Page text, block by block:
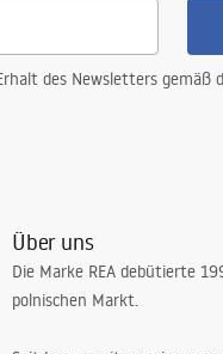
des Newsletters gemäß
Über uns
Die Marke REA debütierte
polnischen Markt.